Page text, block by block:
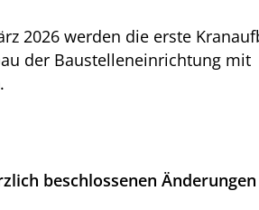
2026 werden die erste
der Baustelleneinrichtung mit
beschlossenen